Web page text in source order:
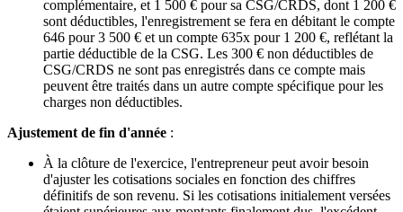
complémentaire, et 1 500 € pour sa CSG/CRDS, dont 1 200 €
sont déductibles, l'enregistrement se fera en débitant le compte
646 pour 3 500 € et un compte 635x pour 1 200 €, reflétant la
partie déductible de la CSG. Les 300 € non déductibles de
CSG/CRDS ne sont pas enregistrés dans ce compte mais
peuvent être traités dans un autre compte spécifique pour les
charges non déductibles.
Ajustement de fin d'année :
À la clôture de l'exercice, l'entrepreneur peut avoir besoin
d'ajuster les cotisations sociales en fonction des chiffres
définitifs de son revenu. Si les cotisations initialement versées